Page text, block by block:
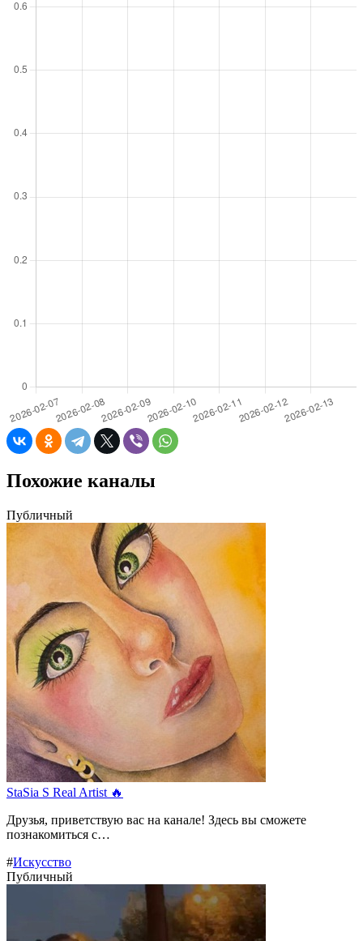
Похожие каналы
Публичный
StaSia S Real Artist 🔥
Друзья, приветствую вас на канале! Здесь вы сможете
познакомиться с…
#Искусство
Публичный